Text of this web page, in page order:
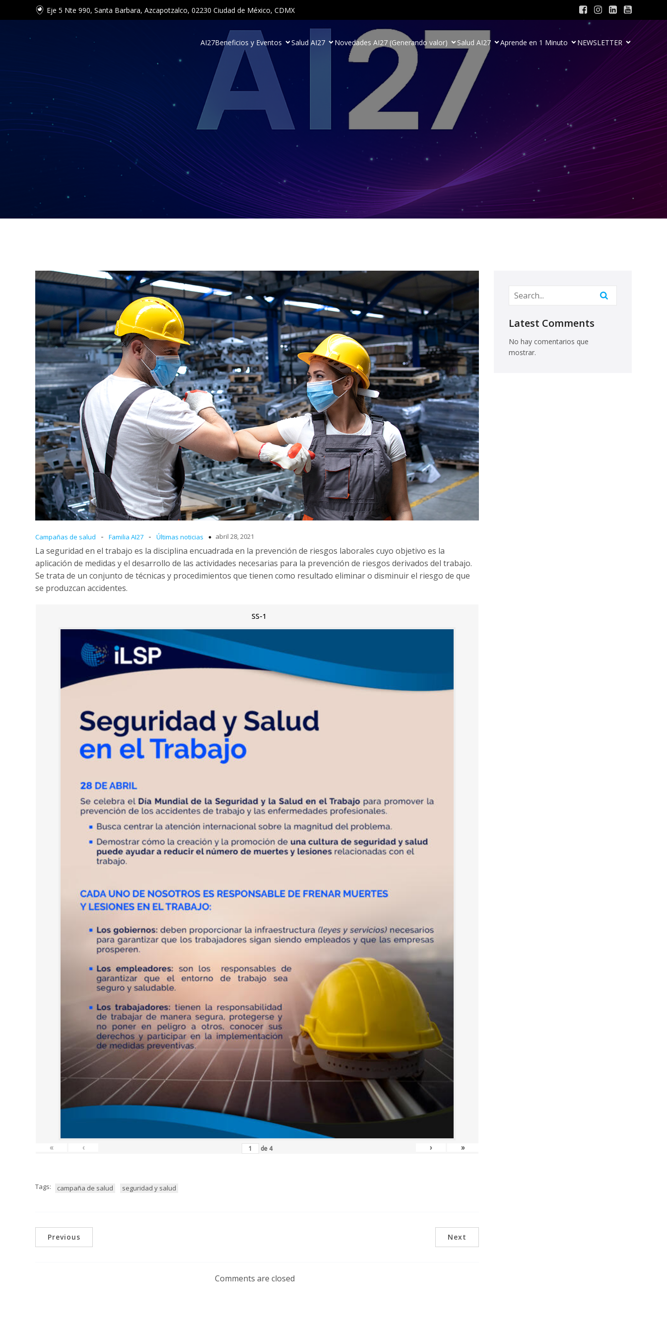
Eje 5 Nte 990, Santa Barbara, Azcapotzalco, 02230 Ciudad de México, CDMX
AI27Beneficios y Eventos Salud AI27 Novedades AI27 (Generando valor) Salud AI27 Aprende en 1 Minuto NEWSLETTER
Campañas de salud - Familia AI27 - Últimas noticias abril 28, 2021
La seguridad en el trabajo es la disciplina encuadrada en la prevención de riesgos laborales cuyo objetivo es la
aplicación de medidas y el desarrollo de las actividades necesarias para la prevención de riesgos derivados del trabajo.
Se trata de un conjunto de técnicas y procedimientos que tienen como resultado eliminar o disminuir el riesgo de que
se produzcan accidentes.
SS-1
« ‹ de 4 › »
Tags: campaña de salud seguridad y salud
Previous Next
Comments are closed
Latest Comments
No hay comentarios que
mostrar.